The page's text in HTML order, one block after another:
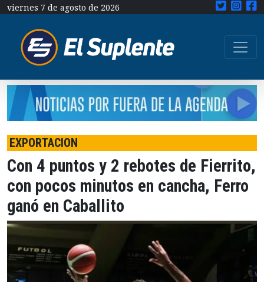
viernes 7 de agosto de 2026
EXPORTACION
Con 4 puntos y 2 rebotes de Fierrito,
con pocos minutos en cancha, Ferro
ganó en Caballito